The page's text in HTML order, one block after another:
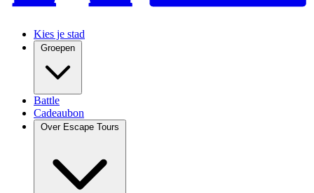
Kies je stad
Groepen
Battle
Cadeaubon
Over Escape Tours